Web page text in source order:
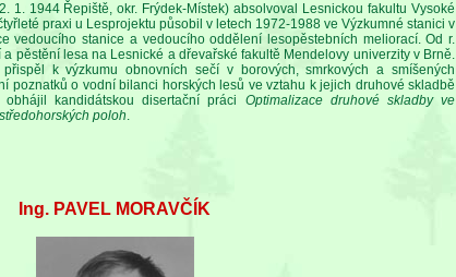
1. 1944 Řepiště, okr. Frýdek-Místek) absolvoval Lesnickou fakultu Vysoké
praxi u Lesprojektu působil v letech 1972-1988 ve Výzkumné stanici v
vedoucího stanice a vedoucího oddělení lesopěstebních meliorací. Od r.
pěstění lesa na Lesnické a dřevařské fakultě Mendelovy univerzity v Brně.
k výzkumu obnovních sečí v borových, smrkových a smíšených
poznatků o vodní bilanci horských lesů ve vztahu k jejich druhové skladbě
kandidátskou disertační práci Optimalizace druhové skladby ve
poloh.
Ing. PAVEL MORAVČÍK